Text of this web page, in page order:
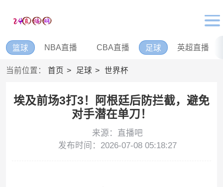
篮球 NBA直播 CBA直播 足球 英超直播
当前位置： 首页 足球 世界杯
埃及前场3打3！阿根廷后防拦截，避免
对手潜在单刀！
来源：直播吧
发布时间：2026-07-08 05:18:27